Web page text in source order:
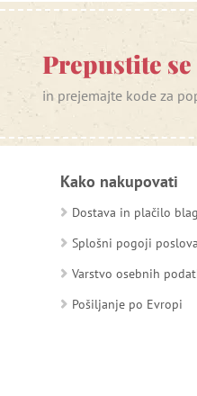
Prepustite
in prejemajte kode za
Kako nakupovati
Dostava in plačilo
Splošni pogoji
Varstvo osebnih
Pošiljanje po Evropi